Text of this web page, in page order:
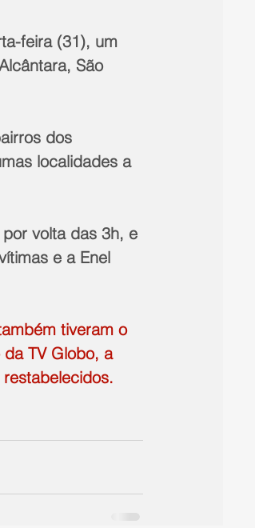
feira (31), um
São
dos
localidades a
volta das 3h, e
e a Enel
tiveram o
TV Globo, a